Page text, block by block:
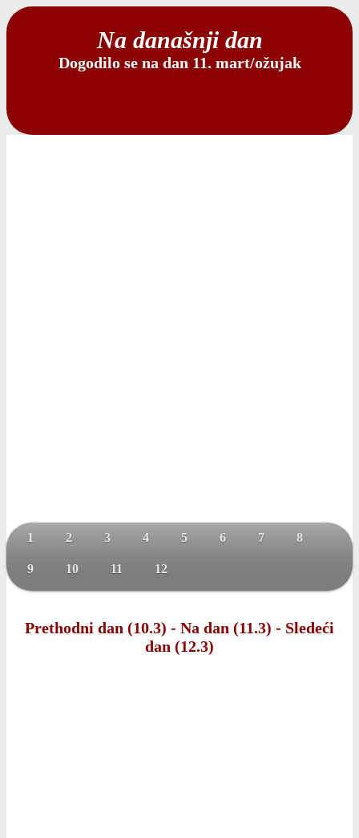
Na današnji dan
Dogodilo se na dan 11. mart/ožujak
1 2 3 4 5 6 7 8
9 10 11 12
Prethodni dan (10.3) - Na dan (11.3) - Sledeći
dan (12.3)